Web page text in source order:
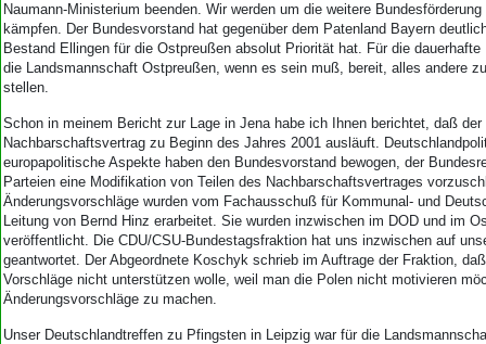
Naumann-Ministerium beenden. Wir werden um die weitere
kämpfen. Der Bundesvorstand hat gegenüber dem Patenland Bayern
Bestand Ellingen für die Ostpreußen absolut Priorität hat. Für die
die Landsmannschaft Ostpreußen, wenn es sein muß, bereit, alles andere
stellen.
Schon in meinem Bericht zur Lage in Jena habe ich Ihnen berichtet, daß
Nachbarschaftsvertrag zu Beginn des Jahres 2001 ausläuft.
europapolitische Aspekte haben den Bundesvorstand bewogen, der
Parteien eine Modifikation von Teilen des Nachbarschaftsvertrages
Änderungsvorschläge wurden vom Fachausschuß für Kommunal- und
Leitung von Bernd Hinz erarbeitet. Sie wurden inzwischen im DOD und im
veröffentlicht. Die CDU/CSU-Bundestagsfraktion hat uns inzwischen auf
geantwortet. Der Abgeordnete Koschyk schrieb im Auftrage der Fraktion,
Vorschläge nicht unterstützen wolle, weil man die Polen nicht motivieren
Änderungsvorschläge zu machen.
Unser Deutschlandtreffen zu Pfingsten in Leipzig war für die